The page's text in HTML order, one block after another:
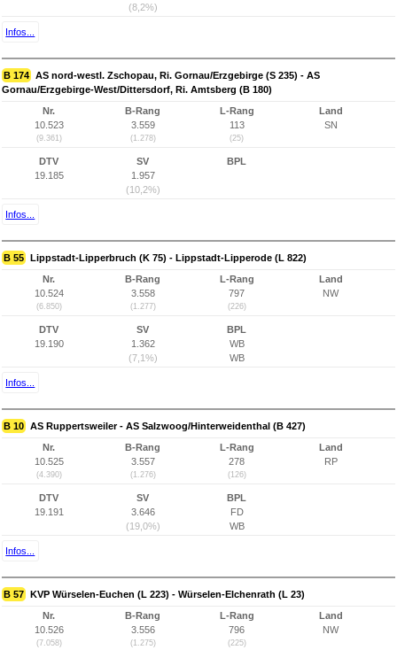
(8,2%)
Infos...
B 174 AS nord-westl. Zschopau, Ri. Gornau/Erzgebirge (S 235) - AS
Gornau/Erzgebirge-West/Dittersdorf, Ri. Amtsberg (B 180)
Nr.
10.523
(9.361)
B-Rang
3.559
(1.278)
L-Rang
113
(25)
Land
SN
DTV
19.185
SV
1.957
(10,2%)
BPL
Infos...
B 55 Lippstadt-Lipperbruch (K 75) - Lippstadt-Lipperode (L 822)
Nr.
10.524
(6.850)
B-Rang
3.558
(1.277)
L-Rang
797
(226)
Land
NW
DTV
19.190
SV
1.362
(7,1%)
BPL
WB
WB
Infos...
B 10 AS Ruppertsweiler - AS Salzwoog/Hinterweidenthal (B 427)
Nr.
10.525
(4.390)
B-Rang
3.557
(1.276)
L-Rang
278
(126)
Land
RP
DTV
19.191
SV
3.646
(19,0%)
BPL
FD
WB
Infos...
B 57 KVP Würselen-Euchen (L 223) - Würselen-Elchenrath (L 23)
Nr.
10.526
(7.058)
B-Rang
3.556
(1.275)
L-Rang
796
(225)
Land
NW